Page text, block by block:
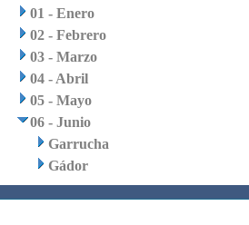
01 - Enero
02 - Febrero
03 - Marzo
04 - Abril
05 - Mayo
06 - Junio
Garrucha
Gádor